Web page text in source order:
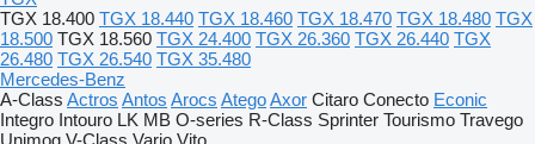
TGX 18.400 TGX 18.440 TGX 18.460 TGX 18.470 TGX 18.480 TGX
18.500 TGX 18.560 TGX 24.400 TGX 26.360 TGX 26.440 TGX
26.480 TGX 26.540 TGX 35.480
Mercedes-Benz
A-Class Actros Antos Arocs AtegoAxor Citaro Conecto Econic
Integro Intouro LK MB O-series R-Class Sprinter Tourismo Travego
Unimog V-Class Vario Vito